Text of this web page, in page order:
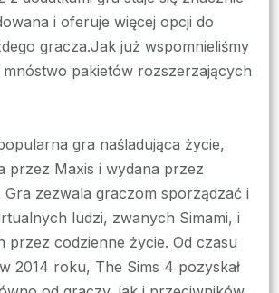
i oferuje więcej opcji do
gracza.Jak już wspomnieliśmy
mnóstwo pakietów rozszerzających
gra naśladująca życie,
przez Maxis i wydana przez
zezwala graczom sporządzać i
ludzi, zwanych Simami, i
przez codzienne życie. Od czasu
2014 roku, The Sims 4 pozyskał